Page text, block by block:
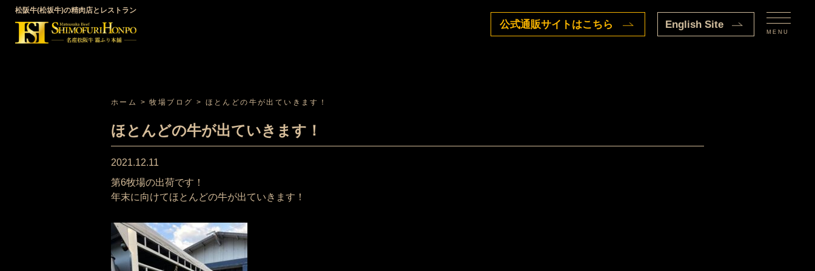
松阪牛(松坂牛)の精肉店とレストラン
公式通販サイトはこちら English Site
MENU
ホーム >牧場ブログ > ほとんどの牛が出ていきます！
ほとんどの牛が出ていきます！
2021.12.11
第6牧場の出荷です！
年末に向けてほとんどの牛が出ていきます！